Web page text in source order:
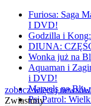
Furiosa: Saga
I DVD!
Godzilla i
DIUNA:
Wonka już na
Aquaman i
i DVD!
Marvels na
Psi Patrol:
zobacz więcej
Zwiastuny